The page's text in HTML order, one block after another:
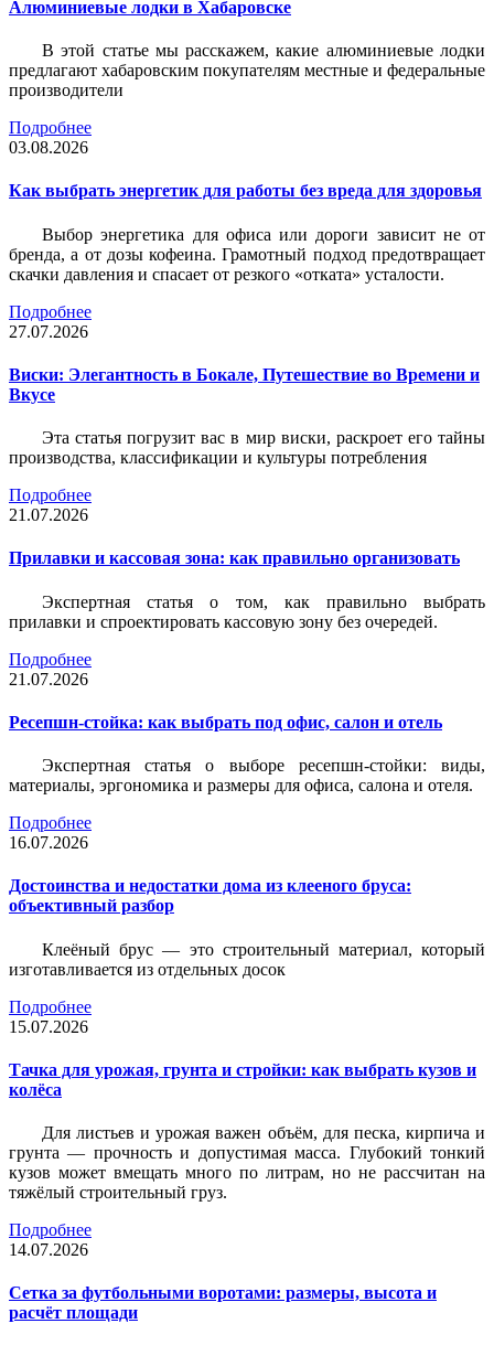
Алюминиевые лодки в Хабаровске
В этой статье мы расскажем, какие алюминиевые лодки
предлагают хабаровским покупателям местные и федеральные
производители
Подробнее
03.08.2026
Как выбрать энергетик для работы без вреда для здоровья
Выбор энергетика для офиса или дороги зависит не от
бренда, а от дозы кофеина. Грамотный подход предотвращает
скачки давления и спасает от резкого «отката» усталости.
Подробнее
27.07.2026
Виски: Элегантность в Бокале, Путешествие во Времени и
Вкусе
Эта статья погрузит вас в мир виски, раскроет его тайны
производства, классификации и культуры потребления
Подробнее
21.07.2026
Прилавки и кассовая зона: как правильно организовать
Экспертная статья о том, как правильно выбрать
прилавки и спроектировать кассовую зону без очередей.
Подробнее
21.07.2026
Ресепшн-стойка: как выбрать под офис, салон и отель
Экспертная статья о выборе ресепшн-стойки: виды,
материалы, эргономика и размеры для офиса, салона и отеля.
Подробнее
16.07.2026
Достоинства и недостатки дома из клееного бруса:
объективный разбор
Клеёный брус — это строительный материал, который
изготавливается из отдельных досок
Подробнее
15.07.2026
Тачка для урожая, грунта и стройки: как выбрать кузов и
колёса
Для листьев и урожая важен объём, для песка, кирпича и
грунта — прочность и допустимая масса. Глубокий тонкий
кузов может вмещать много по литрам, но не рассчитан на
тяжёлый строительный груз.
Подробнее
14.07.2026
Сетка за футбольными воротами: размеры, высота и
расчёт площади